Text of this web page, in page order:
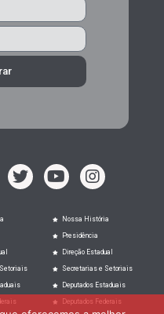
Nossa História
Presidência
Direção Estadual
Secretarias e Setoriais
Deputados Estaduais
Deputados Federais